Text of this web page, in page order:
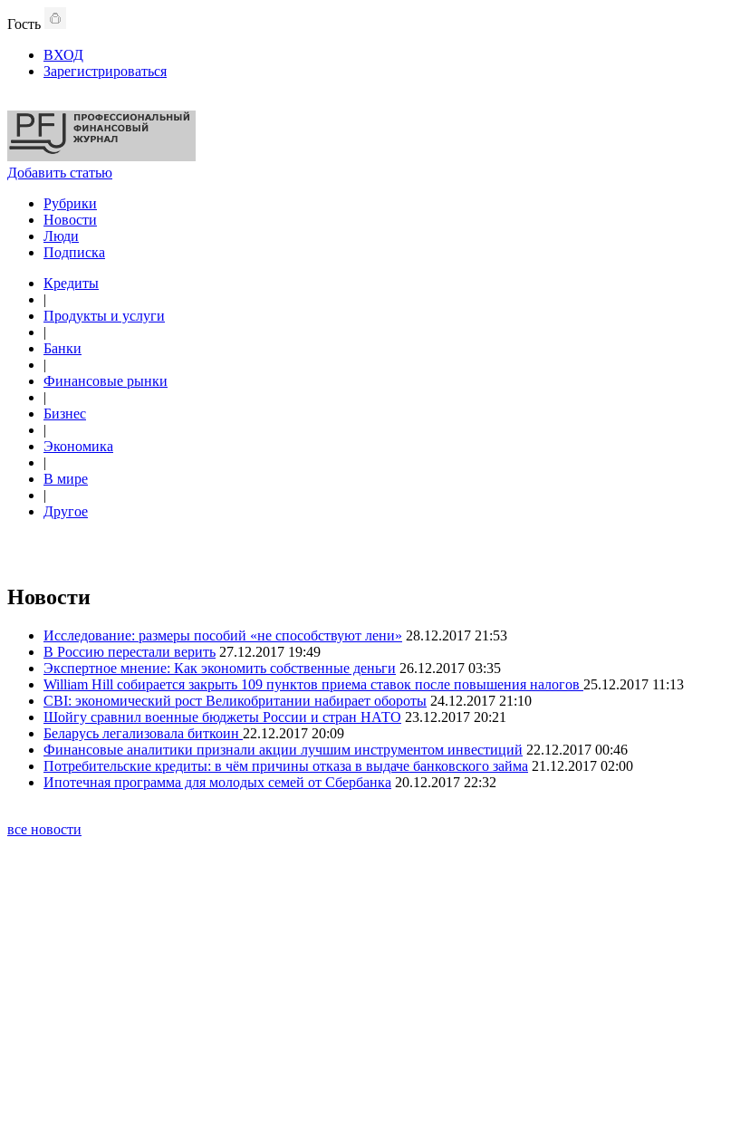
Гость
ВХОД
Зарегистрироваться
Добавить статью
Рубрики
Новости
Люди
Подписка
Кредиты
|
Продукты и услуги
|
Банки
|
Финансовые рынки
|
Бизнес
|
Экономика
|
В мире
|
Другое
Новости
Исследование: размеры пособий «не способствуют лени» 28.12.2017 21:53
В Россию перестали верить 27.12.2017 19:49
Экспертное мнение: Как экономить собственные деньги 26.12.2017 03:35
William Hill собирается закрыть 109 пунктов приема ставок после повышения налогов 25.12.2017 11:13
CBI: экономический рост Великобритании набирает обороты 24.12.2017 21:10
Шойгу сравнил военные бюджеты России и стран НАТО 23.12.2017 20:21
Беларусь легализовала биткоин 22.12.2017 20:09
Финансовые аналитики признали акции лучшим инструментом инвестиций 22.12.2017 00:46
Потребительские кредиты: в чём причины отказа в выдаче банковского займа 21.12.2017 02:00
Ипотечная программа для молодых семей от Сбербанка 20.12.2017 22:32
все новости